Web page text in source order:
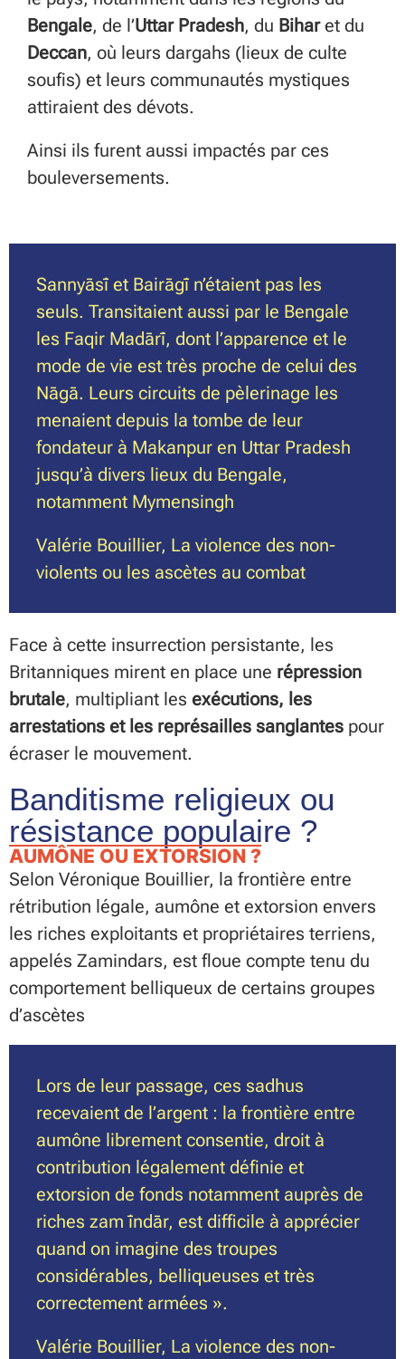
Bengale, de l’Uttar Pradesh, du Biharet du
Deccan, où leurs dargahs (lieux de culte
soufis) et leurs communautés mystiques
attiraient des dévots.
Ainsi ils furent aussi impactés par ces
bouleversements.
Sannyāsī et Bairāgī n’étaient pas les
seuls. Transitaient aussi par le Bengale
les Faqir Madārī, dont l’apparence et le
mode de vie est très proche de celui des
Nāgā. Leurs circuits de pèlerinage les
menaient depuis la tombe de leur
fondateur à Makanpur en Uttar Pradesh
jusqu’à divers lieux du Bengale,
notamment Mymensingh
Valérie Bouillier, La violence des non-
violents ou les ascètes au combat
Face à cette insurrection persistante, les
Britanniques mirent en place une répression
brutale, multipliant les exécutions, les
arrestations et les représailles sanglantes pour
écraser le mouvement.
Banditisme religieux ou
résistance populaire ?
AUMÔNE OU EXTORSION ?
Selon Véronique Bouillier, la frontière entre
rétribution légale, aumône et extorsion envers
les riches exploitants et propriétaires terriens,
appelés Zamindars, est floue compte tenu du
comportement belliqueux de certains groupes
d’ascètes
Lors de leur passage, ces sadhus
recevaient de l’argent : la frontière entre
aumône librement consentie, droit à
contribution légalement définie et
extorsion de fonds notamment auprès de
riches zam īndār, est difficile à apprécier
quand on imagine des troupes
considérables, belliqueuses et très
correctement armées ».
Valérie Bouillier, La violence des non-